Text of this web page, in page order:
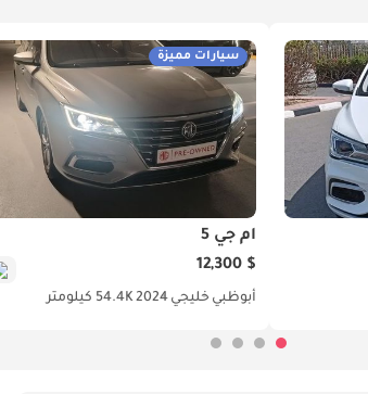
سيارات مميزة
أم جي 5
$ 12,300
أبوظبي خليجي 202454.4K كيلومتر